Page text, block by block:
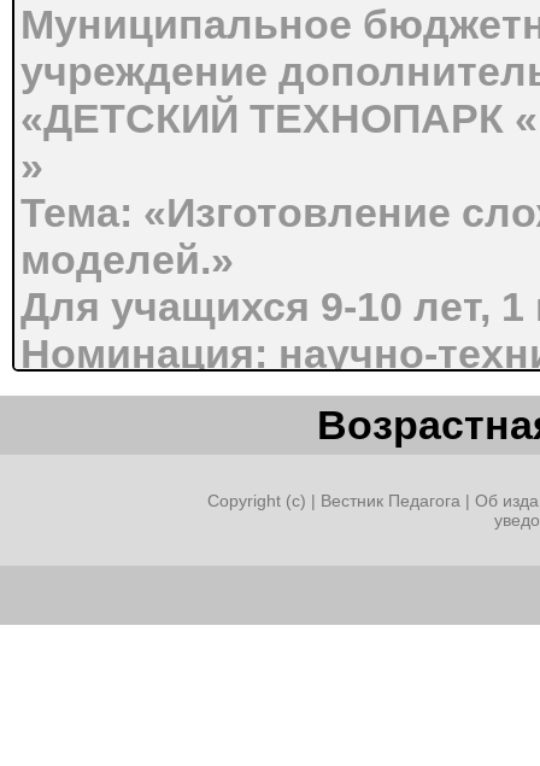
Муниципальное
учреждение
«ДЕТСКИЙ ТЕХНОПАРК
»
Тема: «Изготовление
моделей.»
Для учащихся 9-10 лет, 1
Номинация: научно-
, презентация к занятию по
дополнительной
общеразвивающей
программе «Аддитивные
Чеверда Екатерина
Copyright (c) | Вестник Педагога | Об